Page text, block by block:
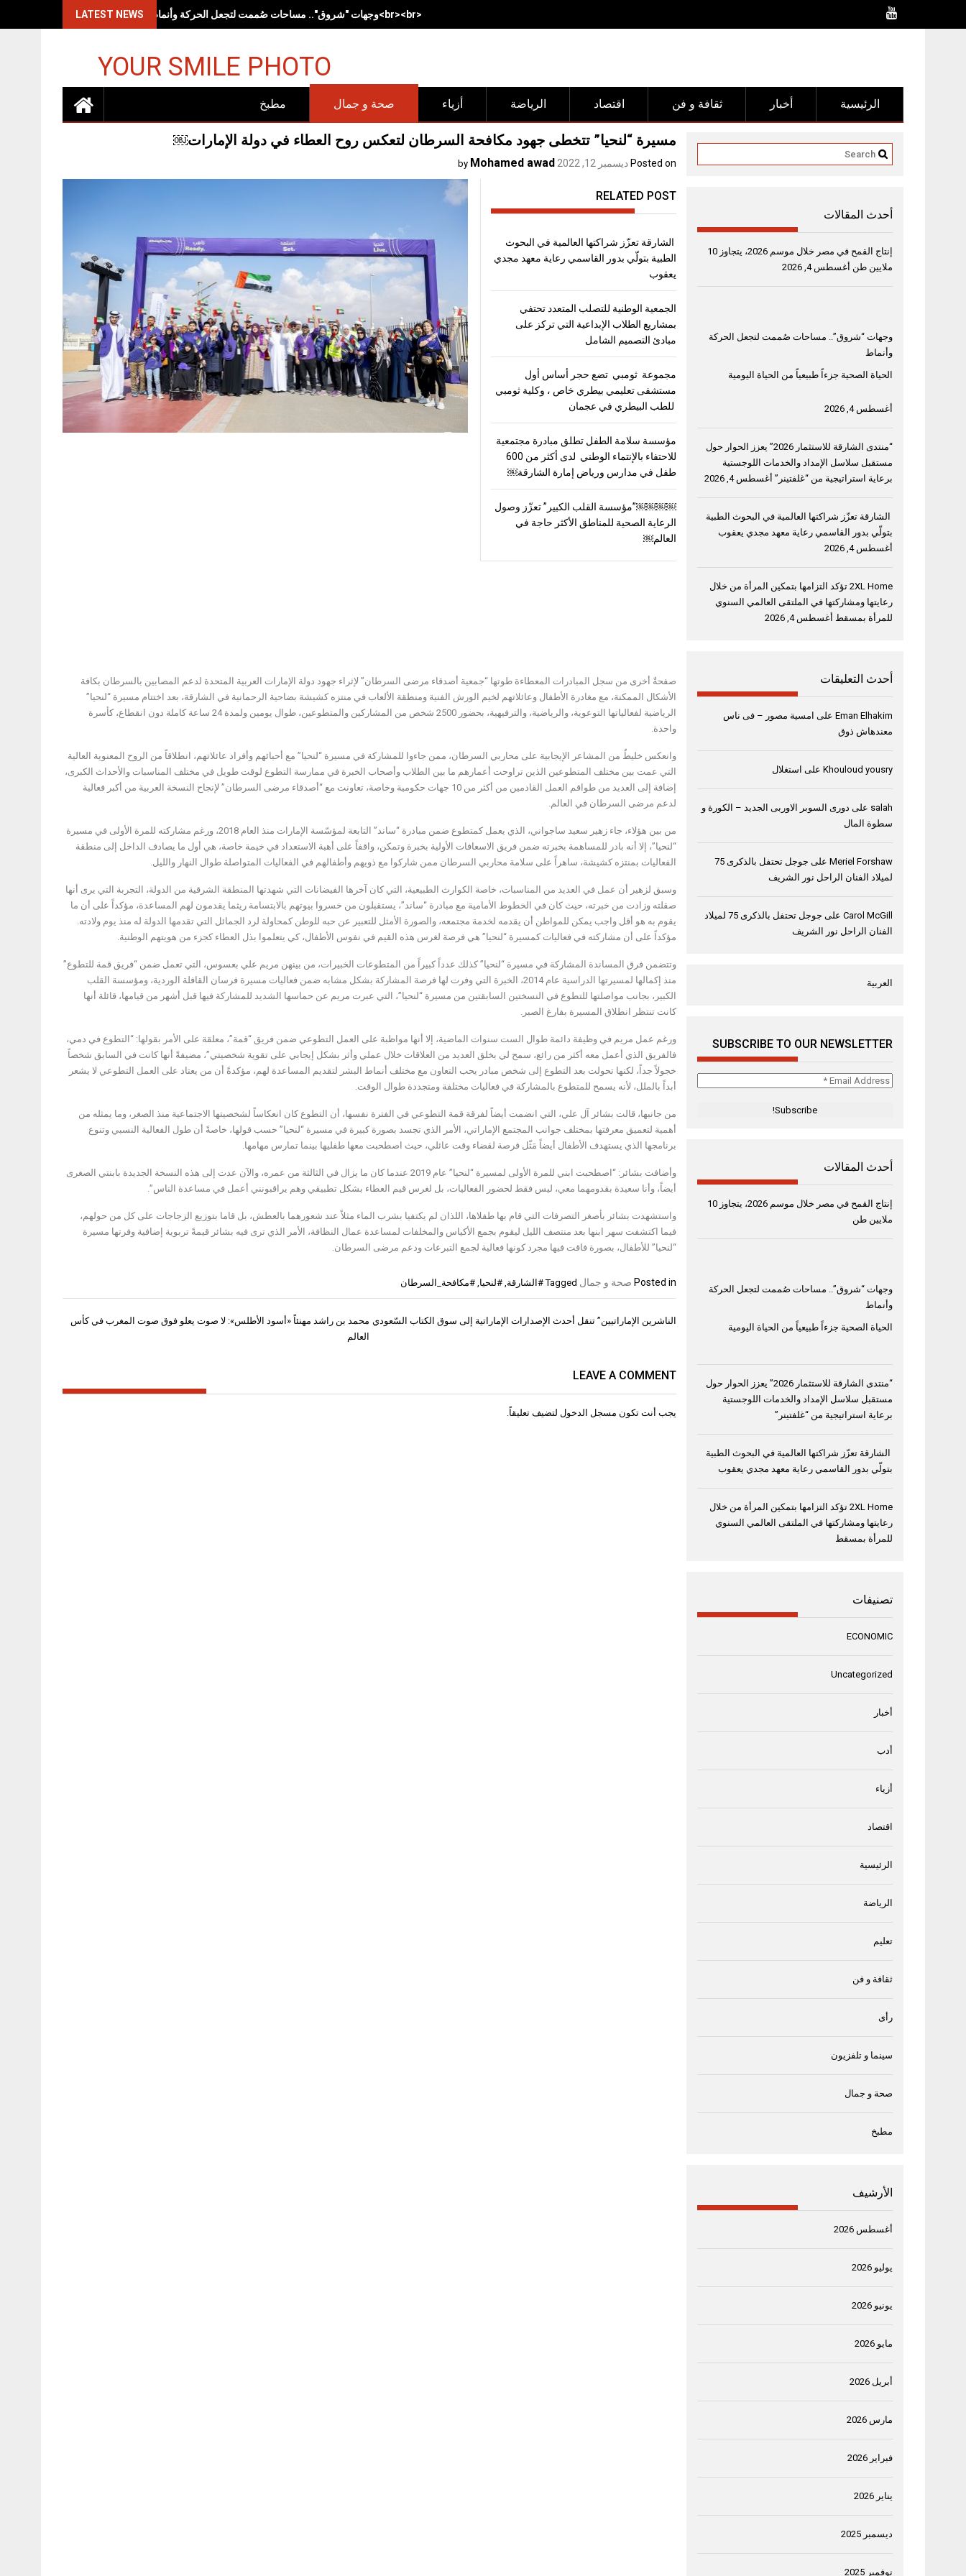
LATEST NEWS <br><br>وجهات "شروق".. مساحات صُممت لتجعل الحركة وأنماط<br>الحياة الصحية جزءاً طبيعياً من الحياة اليومية<span lang="EN" dir="LTR" style="font-size:17.0pt;line-height:150%"></span><br><br>
YOUR SMILE PHOTO
مطبخ صحة و جمال أزياء الرياضة اقتصاد ثقافة و فن أخبار الرئيسية
مسيرة “لنحيا” تتخطى جهود مكافحة السرطان لتعكس روح العطاء في دولة الإمارات￼
Posted on ديسمبر 12, 2022 by
Mohamed awad
RELATED POST
الشارقة تعزّز شراكتها العالمية في البحوث
الطبية بتولّي بدور القاسمي رعاية معهد مجدي
يعقوب
الجمعية الوطنية للتصلب المتعدد تحتفي
بمشاريع الطلاب الإبداعية التي تركز على
مبادئ التصميم الشامل
مجموعة ثومبي تضع حجر أساس أول
مستشفى تعليمي بيطري خاص ، وكلية ثومبي
للطب البيطري في عجمان
مؤسسة سلامة الطفل تطلق مبادرة مجتمعية
للاحتفاء بالإنتماء الوطني لدى أكثر من 600
طفل في مدارس ورياض إمارة الشارقة￼
￼￼￼￼”مؤسسة القلب الكبير” تعزّز وصول
الرعاية الصحية للمناطق الأكثر حاجة في
العالم￼
صفحةٌ أخرى من سجل المبادرات المعطاءة طوتها “جمعية أصدقاء مرضى السرطان” لإثراء جهود دولة الإمارات العربية المتحدة لدعم المصابين بالسرطان بكافة
الأشكال الممكنة، مع مغادرة الأطفال وعائلاتهم لخيم الورش الفنية ومنطقة الألعاب في منتزه كشيشة بضاحية الرحمانية في الشارقة، بعد اختتام مسيرة “لنحيا”
الرياضية لفعالياتها التوعوية، والرياضية، والترفيهية، بحضور 2500 شخص من المشاركين والمتطوعين، طوال يومين ولمدة 24 ساعة كاملة دون انقطاع، كأسرة
واحدة.
وانعكس خليطٌ من المشاعر الإيجابية على محاربي السرطان، ممن جاءوا للمشاركة في مسيرة “لنحيا” مع أحبائهم وأفراد عائلاتهم، انطلاقاً من الروح المعنوية العالية
التي عمت بين مختلف المتطوعين الذين تراوحت أعمارهم ما بين الطلاب وأصحاب الخبرة في ممارسة التطوع لوقت طويل في مختلف المناسبات والأحداث الكبرى،
إضافة إلى العديد من طواقم العمل القادمين من أكثر من 10 جهات حكومية وخاصة، تعاونت مع “أصدقاء مرضى السرطان” لإنجاح النسخة العربية من أكبر فعالية
لدعم مرضى السرطان في العالم.
من بين هؤلاء، جاء زهير سعيد ساجواني، الذي يعمل كمتطوع ضمن مبادرة “ساند” التابعة لمؤسّسة الإمارات منذ العام 2018، ورغم مشاركته للمرة الأولى في مسيرة
“لنحيا”، إلا أنه بادر للمساهمة بخبرته ضمن فريق الاسعافات الأولية بخبرة وتمكن، واقفاً على أهبة الاستعداد في خيمة خاصة، هي أول ما يصادف الداخل إلى منطقة
الفعاليات بمنتزه كشيشة، ساهراً على سلامة محاربي السرطان ممن شاركوا مع ذويهم وأطفالهم في الفعاليات المتواصلة طوال النهار والليل.
وسبق لزهير أن عمل في العديد من المناسبات، خاصة الكوارث الطبيعية، التي كان آخرها الفيضانات التي شهدتها المنطقة الشرقية من الدولة، التجربة التي يرى أنها
صقلته وزادت من خبرته، حيث كان في الخطوط الأمامية مع مبادرة “ساند”، يستقبلون من خسروا بيوتهم بالابتسامة ريثما يقدمون لهم المساعدة، مؤكداً على أن ما
يقوم به هو أقل واجب يمكن للمواطن أن يقدمه لخدمة مجتمعه، والصورة الأمثل للتعبير عن حبه للوطن كمحاولة لرد الجمائل التي تقدمها الدولة له منذ يوم ولادته.
مؤكداً على أن مشاركته في فعاليات كمسيرة “لنحيا” هي فرصة لغرس هذه القيم في نفوس الأطفال، كي يتعلموا بذل العطاء كجزء من هويتهم الوطنية.
وتتضمن فرق المساندة المشاركة في مسيرة “لنحيا” كذلك عدداً كبيراً من المتطوعات الخبيرات، من بينهن مريم علي بعسوس، التي تعمل ضمن “فريق قمة للتطوع”
منذ إكمالها لمسيرتها الدراسية عام 2014، الخبرة التي وفرت لها فرصة المشاركة بشكل مشابه ضمن فعاليات مسيرة فرسان القافلة الوردية، ومؤسسة القلب
الكبير، بجانب مواصلتها للتطوع في النسختين السابقتين من مسيرة “لنحيا”، التي عبرت مريم عن حماسها الشديد للمشاركة فيها قبل أشهر من قيامها، قائلة أنها
كانت تنتظر انطلاق المسيرة بفارغ الصبر.
ورغم عمل مريم في وظيفة دائمة طوال الست سنوات الماضية، إلا أنها مواظبة على العمل التطوعي ضمن فريق “قمة”، معلقة على الأمر بقولها: “التطوع في دمي،
فالفريق الذي أعمل معه أكثر من رائع، سمح لي بخلق العديد من العلاقات خلال عملي وأثر بشكل إيجابي على تقوية شخصيتي”، مضيفةً أنها كانت في السابق شخصاً
خجولاً جداً، لكنها تحولت بعد التطوع إلى شخص مبادر يحب التعاون مع مختلف أنماط البشر لتقديم المساعدة لهم، مؤكدةً أن من يعتاد على العمل التطوعي لا يشعر
أبداً بالملل، لأنه يسمح للمتطوع بالمشاركة في فعاليات مختلفة ومتجددة طوال الوقت.
من جانبها، قالت بشائر آل علي، التي انضمت أيضاً لفرقة قمة التطوعي في الفترة نفسها، أن التطوع كان انعكاساً لشخصيتها الاجتماعية منذ الصغر، وما يمثله من
أهمية لتعميق معرفتها بمختلف جوانب المجتمع الإماراتي، الأمر الذي تجسد بصورة كبيرة في مسيرة “لنحيا” حسب قولها، خاصةً أن طول الفعالية النسبي وتنوع
برنامجها الذي يستهدف الأطفال أيضاً مَثّل فرصة لقضاء وقت عائلي، حيث اصطحبت معها طفليها بينما تمارس مهامها.
وأضافت بشائر: “اصطحبت ابني للمرة الأولى لمسيرة “لنحيا” عام 2019 عندما كان ما يزال في الثالثة من عمره، والآن عدت إلى هذه النسخة الجديدة بابنتي الصغرى
أيضاً، وأنا سعيدة بقدومهما معي، ليس فقط لحضور الفعاليات، بل لغرس قيم العطاء بشكل تطبيقي وهم يراقبونني أعمل في مساعدة الناس”.
واستشهدت بشائر بأصغر التصرفات التي قام بها طفلاها، اللذان لم يكتفيا بشرب الماء مثلاً عند شعورهما بالعطش، بل قاما بتوزيع الزجاجات على كل من حولهم،
فيما اكتشفت سهر ابنها بعد منتصف الليل ليقوم بجمع الأكياس والمخلفات لمساعدة عمال النظافة، الأمر الذي ترى فيه بشائر قيمةً تربوية إضافية وفرتها مسيرة
“لنحيا” للأطفال، بصورة فاقت فيها مجرد كونها فعالية لجمع التبرعات ودعم مرضى السرطان.
Posted in صحة و جمال Tagged #الشارقة, #لنحيا, #مكافحة_السرطان
تصفّح
محمد بن راشد مهنئاً «أسود الأطلس»: لا صوت يعلو فوق صوت المغرب في كأس
العالم
الناشرين الإماراتيين” تنقل أحدث الإصدارات الإماراتية إلى سوق الكتاب السّعودي
LEAVE A COMMENT
يجب أنت تكون مسجل الدخول لتضيف تعليقاً.
أحدث المقالات
إنتاج القمح في مصر خلال موسم 2026، يتجاوز 10
ملايين طن أغسطس 4, 2026
وجهات “شروق”.. مساحات صُممت لتجعل الحركة
وأنماط
الحياة الصحية جزءاً طبيعياً من الحياة اليومية
أغسطس 4, 2026
“منتدى الشارقة للاستثمار 2026” يعزز الحوار حول
مستقبل سلاسل الإمداد والخدمات اللوجستية
برعاية استراتيجية من “غلفتينر” أغسطس 4, 2026
الشارقة تعزّز شراكتها العالمية في البحوث الطبية
بتولّي بدور القاسمي رعاية معهد مجدي يعقوب
أغسطس 4, 2026
2XL Home تؤكد التزامها بتمكين المرأة من خلال
رعايتها ومشاركتها في الملتقى العالمي السنوي
للمرأة بمسقط أغسطس 4, 2026
أحدث التعليقات
Eman Elhakim على امسية مصور – فى ناس
معندهاش ذوق
Khouloud yousry على استغلال
salah على دورى السوبر الاوربى الجديد – الكورة و
سطوة المال
Meriel Forshaw على
جوجل تحتفل بالذكرى 75
لميلاد الفنان الراحل نور الشريف
Carol McGill على
جوجل تحتفل بالذكرى 75 لميلاد
الفنان الراحل نور الشريف
العربية
SUBSCRIBE TO OUR NEWSLETTER
Email
أحدث المقالات
إنتاج القمح في مصر خلال موسم 2026، يتجاوز 10
ملايين طن
وجهات “شروق”.. مساحات صُممت لتجعل الحركة
وأنماط
الحياة الصحية جزءاً طبيعياً من الحياة اليومية
“منتدى الشارقة للاستثمار 2026” يعزز الحوار حول
مستقبل سلاسل الإمداد والخدمات اللوجستية
برعاية استراتيجية من “غلفتينر”
الشارقة تعزّز شراكتها العالمية في البحوث الطبية
بتولّي بدور القاسمي رعاية معهد مجدي يعقوب
2XL Home تؤكد التزامها بتمكين المرأة من خلال
رعايتها ومشاركتها في الملتقى العالمي السنوي
للمرأة بمسقط
تصنيفات
ECONOMIC
Uncategorized
أخبار
أدب
أزياء
اقتصاد
الرئيسية
الرياضة
تعليم
ثقافة و فن
رأى
سينما و تلفزيون
صحة و جمال
مطبخ
الأرشيف
أغسطس 2026
يوليو 2026
يونيو 2026
مايو 2026
أبريل 2026
مارس 2026
فبراير 2026
يناير 2026
ديسمبر 2025
نوفمبر 2025